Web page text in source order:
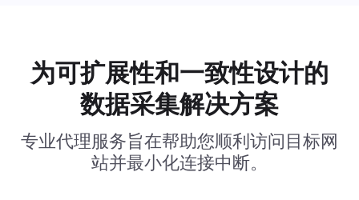
为可扩展性和一致性设计的
数据采集解决方案
专业代理服务旨在帮助您顺利访问目标网
站并最小化连接中断。